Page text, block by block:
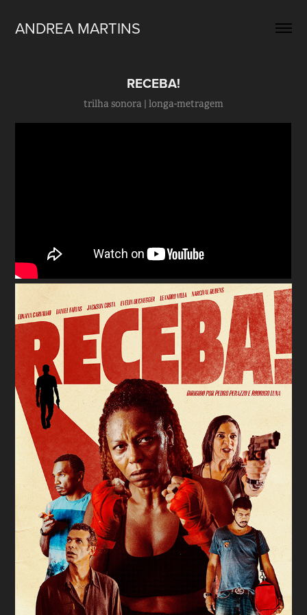
ANDREA MARTINS
RECEBA!
trilha sonora | longa-metragem